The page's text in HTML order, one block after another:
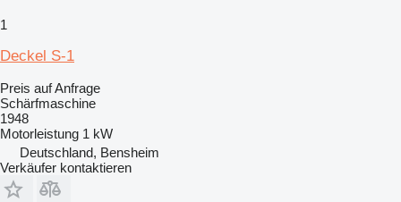
1
Deckel S-1
Preis auf Anfrage
Schärfmaschine
1948
Motorleistung 1 kW
Deutschland, Bensheim
Verkäufer kontaktieren